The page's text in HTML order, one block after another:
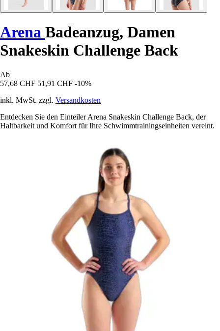
Arena Badeanzug, Damen
Snakeskin Challenge Back
Ab
57,68 CHF 51,91 CHF -10%
inkl. MwSt. zzgl. Versandkosten
Entdecken Sie den Einteiler Arena Snakeskin Challenge Back, der
Haltbarkeit und Komfort für Ihre Schwimmtrainingseinheiten vereint.